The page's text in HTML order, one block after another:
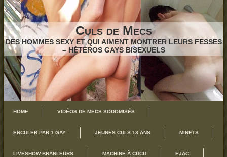
Culs de Mecs
DES HOMMES SEXY ET QUI AIMENT MONTRER LEURS FESSES
– HÉTÉROS GAYS BISEXUELS
HOME VIDÉOS DE MECS SODOMISÉS
ENCULER PAR 1 GAY JEUNES CULS 18 ANS MINETS
LIVESHOW BRANLEURS MACHINE À CUCU EJAC